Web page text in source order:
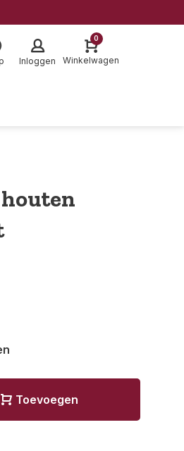
Inloggen
0
Winkelwagen
Toevoegen